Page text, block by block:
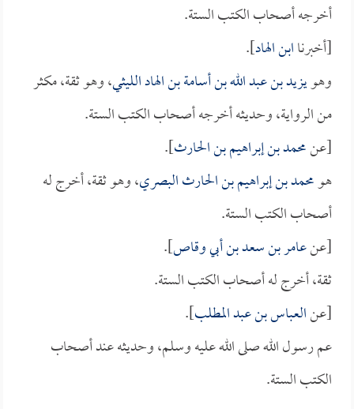
أخرجه أصحاب الكتب الستة.
[أخبرناابن الهاد].
وهويزيد بن عبد الله بن أسامة بن الهاد الليثي، وهو ثقة، مكثر
من الرواية، وحديثه أخرجه أصحاب الكتب الستة.
[عنمحمد بن إبراهيم بن الحارث].
هومحمد بن إبراهيم بن الحارث البصري، وهو ثقة، أخرج له
أصحاب الكتب الستة.
[عنعامر بن سعد بن أبي وقاص].
ثقة، أخرج له أصحاب الكتب الستة.
[عنالعباس بن عبد المطلب].
عم رسول الله صلى الله عليه وسلم، وحديثه عند أصحاب
الكتب الستة.